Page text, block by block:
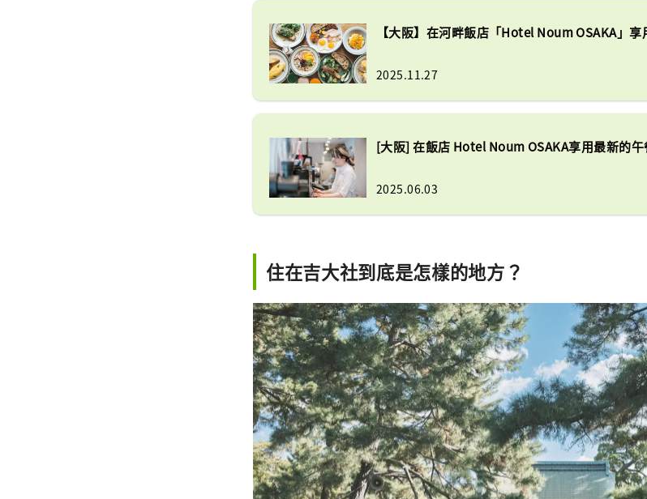
【大阪】在河畔飯店「Hotel Noum OSAKA」享
2025.11.27
[大阪] 在飯店 Hotel Noum OSAKA享用最新的午
2025.06.03
住在吉大社到底是怎樣的地方？